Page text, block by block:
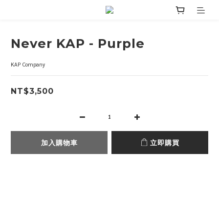
Never KAP - Purple
KAP Company
NT$3,500
加入購物車 立即購買